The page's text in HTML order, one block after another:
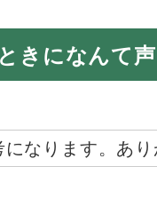
きになんて
なります。あり